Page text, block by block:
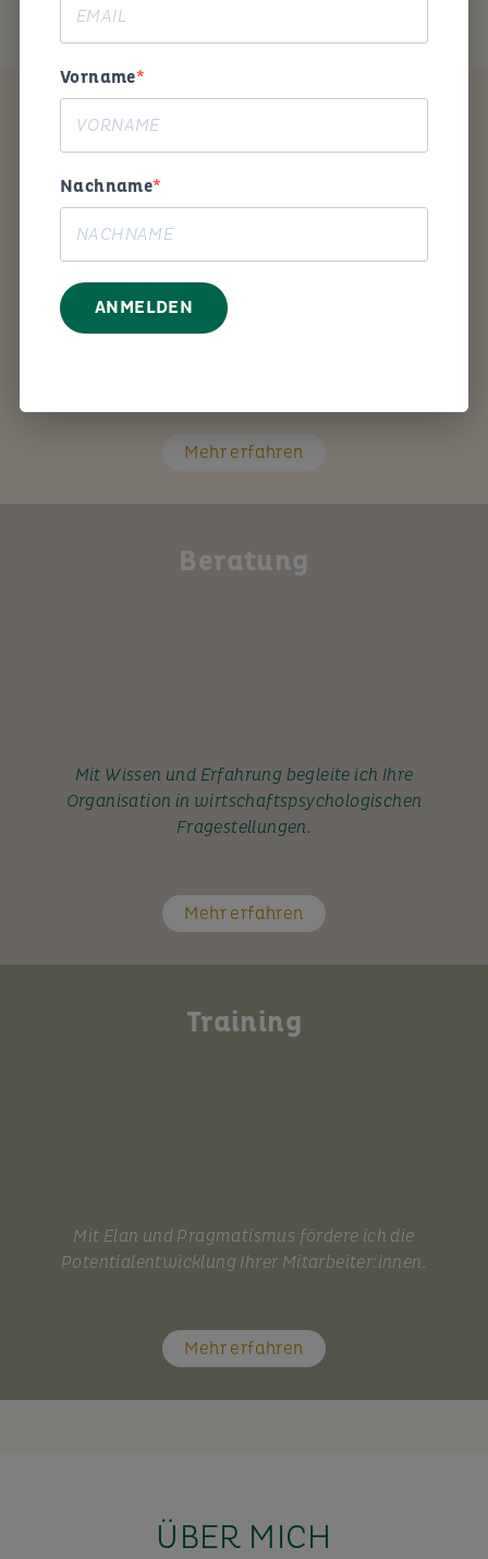
Mit den richtigen Fragen unterstütze ich Sie Schritt
Mehr erfahren
Beratung
Mit Wissen und Erfahrung begleite ich Ihre
Organisation in wirtschaftspsychologischen
Fragestellungen.
Mehr erfahren
Training
Mit Elan und Pragmatismus fördere ich die
Potentialentwicklung Ihrer Mitarbeiter:innen.
Mehr erfahren
ÜBER MICH
Vorname
Nachname
ANMELDEN